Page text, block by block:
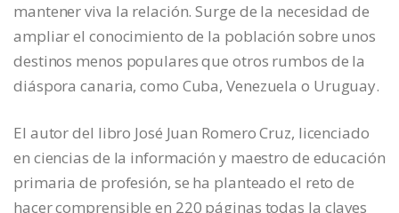
mantener viva la relación. Surge de la necesidad de
ampliar el conocimiento de la población sobre unos
destinos menos populares que otros rumbos de la
diáspora canaria, como Cuba, Venezuela o Uruguay.
El autor del libro José Juan Romero Cruz, licenciado
en ciencias de la información y maestro de educación
primaria de profesión, se ha planteado el reto de
hacer comprensible en 220 páginas todas la claves